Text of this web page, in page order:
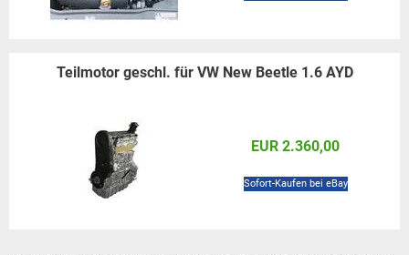
Teilmotor geschl. für VW New Beetle 1.6 AYD
EUR 2.360,00
Sofort-Kaufen bei eBay